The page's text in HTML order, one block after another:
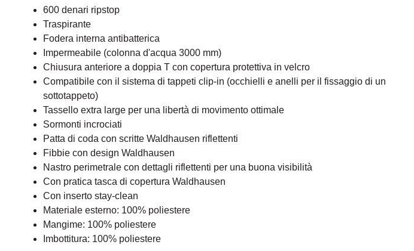
600 denari ripstop
Traspirante
Fodera interna antibatterica
Impermeabile (colonna d'acqua 3000 mm)
Chiusura anteriore a doppia T con copertura protettiva in velcro
Compatibile con il sistema di tappeti clip-in (occhielli e anelli per il fissaggio di un
sottotappeto)
Tassello extra large per una libertà di movimento ottimale
Sormonti incrociati
Patta di coda con scritte Waldhausen riflettenti
Fibbie con design Waldhausen
Nastro perimetrale con dettagli riflettenti per una buona visibilità
Con pratica tasca di copertura Waldhausen
Con inserto stay-clean
Materiale esterno: 100% poliestere
Mangime: 100% poliestere
Imbottitura: 100% poliestere